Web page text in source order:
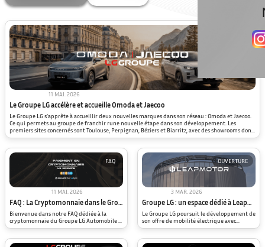
11 MAI. 2026
Le Groupe LG accélère et accueille Omoda et Jaecoo
Le Groupe LG s’apprête à accueillir deux nouvelles marques dans son réseau : Omoda et Jaecoo.
Ce qui permets au groupe de franchir rune nouvelle étape dans son développement. Les
premiers sites concernés sont Toulouse, Perpignan, Béziers et Biarritz, avec des showrooms dont
l’ouverture sera annoncée prochainement. Ces marques sont issues du groupe Chery, acteur
FAQ
11 MAI. 2026
FAQ : La Cryptomonnaie dans le Groupe LG
Bienvenue dans notre FAQ dédiée à la
cryptomonnaie du Groupe LG Automobile !
Dans un monde où l’innovation est clé, nous
réaliser vos achats de véhicules de collection
OUVERTURE
3 MAR. 2026
Groupe LG : un espace dédié à Leapmotor ouvrira le 7 avril à Perpignan
Le Groupe LG poursuit le développement de
son offre de mobilité électrique avec
l’ouverture prochaine d’un espace
Perpignan. À travers cette nouvelle